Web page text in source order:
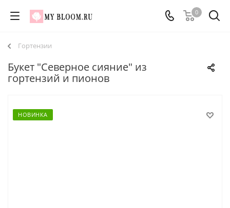
0
Гортензии
Букет "Северное сияние" из
гортензий и пионов
НОВИНКА